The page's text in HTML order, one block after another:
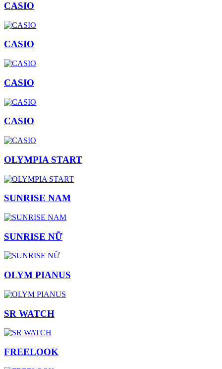
CASIO
CASIO
CASIO
CASIO
OLYMPIA START
SUNRISE NAM
SUNRISE NỮ
OLYM PIANUS
SR WATCH
FREELOOK